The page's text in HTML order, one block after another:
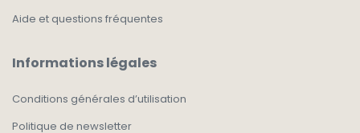
Aide et questions fréquentes
Informations légales
Conditions générales d’utilisation
Politique de newsletter